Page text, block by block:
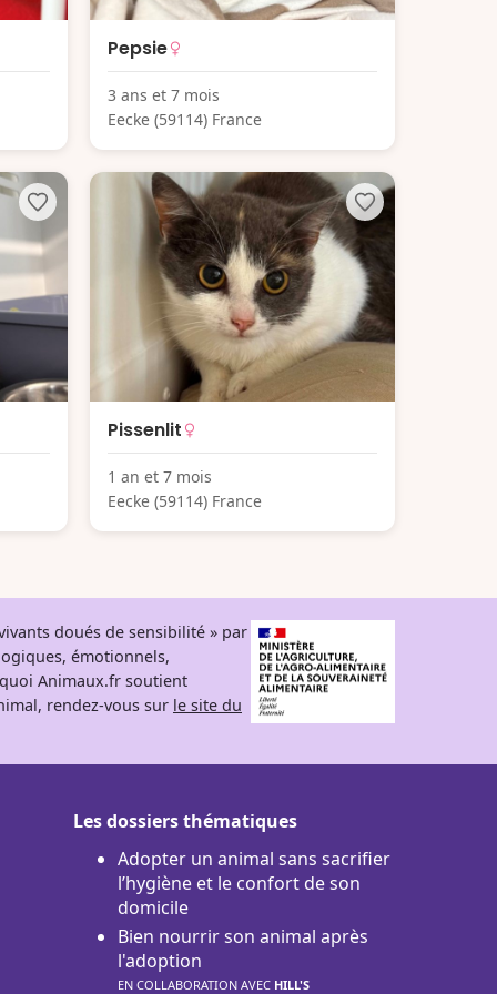
Pepsie
3 ans et 7 mois
Eecke (59114) France
Pissenlit
1 an et 7 mois
Eecke (59114) France
doués de sensibilité » par
émotionnels,
Animaux.fr soutient
rendez-vous sur le site du
Les dossiers thématiques
Adopter un animal sans sacrifier
l’hygiène et le confort de son
domicile
Bien nourrir son animal après
l'adoption
EN COLLABORATION AVEC HILL'S